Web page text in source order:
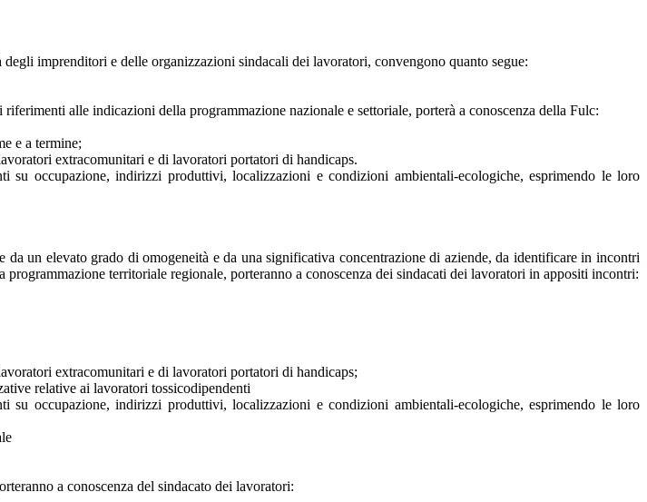
imprenditori e delle organizzazioni sindacali dei lavoratori, convengono quanto segue:
alle indicazioni della programmazione nazionale e settoriale, porterà a conoscenza della Fulc:
e a termine;
extracomunitari e di lavoratori portatori di handicaps.
occupazione, indirizzi produttivi, localizzazioni e condizioni ambientali-ecologiche, esprimendo le loro
un elevato grado di omogeneità e da una significativa concentrazione di aziende, da identificare in incontri
territoriale regionale, porteranno a conoscenza dei sindacati dei lavoratori in appositi incontri:
extracomunitari e di lavoratori portatori di handicaps;
relative ai lavoratori tossicodipendenti
occupazione, indirizzi produttivi, localizzazioni e condizioni ambientali-ecologiche, esprimendo le loro
a conoscenza del sindacato dei lavoratori: